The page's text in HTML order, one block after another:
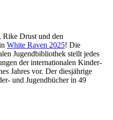
Rike Drust und den
White Raven 2025! Die
Jugendbibliothek stellt jedes
der internationalen Kinder-
Jahres vor. Der diesjährige
und Jugendbücher in 49